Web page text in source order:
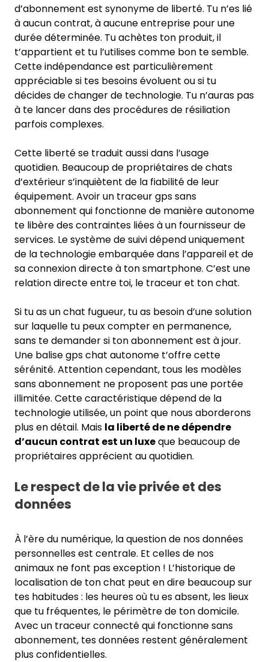
d’abonnement est synonyme de liberté. Tu n’es lié
à aucun contrat, à aucune entreprise pour une
durée déterminée. Tu achètes ton produit, il
t’appartient et tu l’utilises comme bon te semble.
Cette indépendance est particulièrement
appréciable si tes besoins évoluent ou si tu
décides de changer de technologie. Tu n’auras pas
à te lancer dans des procédures de résiliation
parfois complexes.
Cette liberté se traduit aussi dans l’usage
quotidien. Beaucoup de propriétaires de chats
d’extérieur s’inquiètent de la fiabilité de leur
équipement. Avoir un traceur gps sans
abonnement qui fonctionne de manière autonome
te libère des contraintes liées à un fournisseur de
services. Le système de suivi dépend uniquement
de la technologie embarquée dans l’appareil et de
sa connexion directe à ton smartphone. C’est une
relation directe entre toi, le traceur et ton chat.
Si tu as un chat fugueur, tu as besoin d’une solution
sur laquelle tu peux compter en permanence,
sans te demander si ton abonnement est à jour.
Une balise gps chat autonome t’offre cette
sérénité. Attention cependant, tous les modèles
sans abonnement ne proposent pas une portée
illimitée. Cette caractéristique dépend de la
technologie utilisée, un point que nous aborderons
plus en détail. Mais la liberté de ne dépendre
d’aucun contrat est un luxeque beaucoup de
propriétaires apprécient au quotidien.
Le respect de la vie privée et des
données
À l’ère du numérique, la question de nos données
personnelles est centrale. Et celles de nos
animaux ne font pas exception ! L’historique de
localisation de ton chat peut en dire beaucoup sur
tes habitudes : les heures où tu es absent, les lieux
que tu fréquentes, le périmètre de ton domicile.
Avec un traceur connecté qui fonctionne sans
abonnement, tes données restent généralement
plus confidentielles.